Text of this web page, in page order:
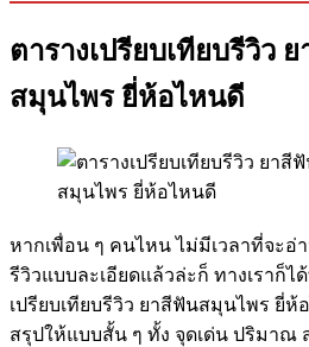
ตารางเปรียบเทียบรีวิว
สมุนไพร ยี่ห้อไหนดี
หากเพื่อน ๆ คนไหน ไม่มีเวลาที่จะอ่
รีวิวแบบละเอียดแล้วล่ะก็ ทางเราก็ไ
เปรียบเทียบรีวิว ยาสีฟันสมุนไพร ยี่ห้
สรุปให้แบบสั้น ๆ ทั้ง จุดเด่น ปริมาณ